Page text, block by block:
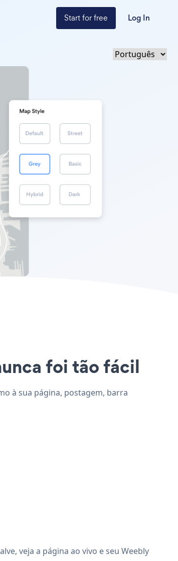
Start for free Log In
foi tão fácil
à sua página, postagem, barra
veja a página ao vivo e seu Weebly